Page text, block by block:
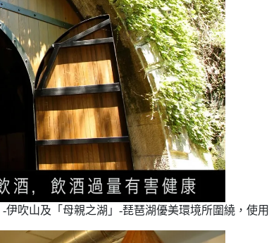
吹山及「母親之湖」-琵琶湖優美環境所圍繞，使